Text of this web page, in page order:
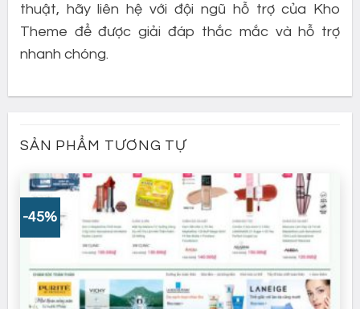
thuật, hãy liên hệ với đội ngũ hỗ trợ của Kho
Theme để được giải đáp thắc mắc và hỗ trợ
nhanh chóng.
SẢN PHẨM TƯƠNG TỰ
-45%